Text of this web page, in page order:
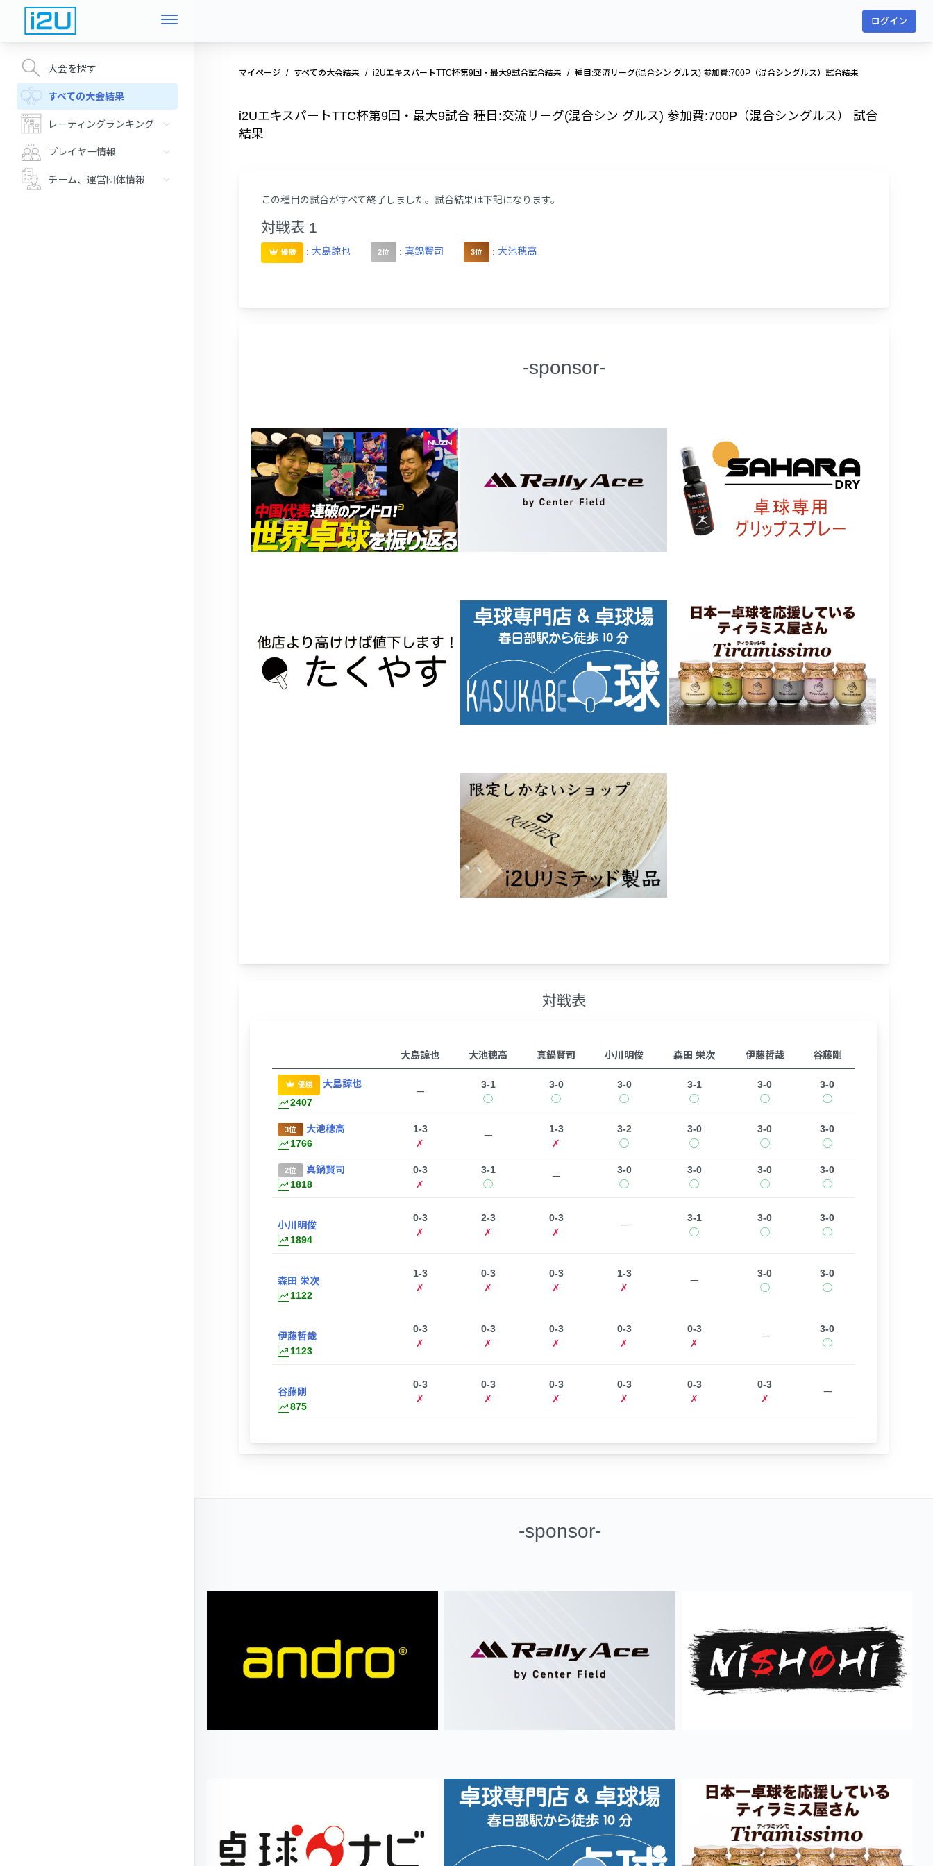
ログイン
大会を探す
すべての大会結果
レーティングランキング
プレイヤー情報
チーム、運営団体情報
マイページ すべての大会結果 i2UエキスパートTTC杯第9回・最大9試合試合結果 種目:交流リーグ(混合シン グルス) 参加費:700P（混合シングルス）試合結果
i2UエキスパートTTC杯第9回・最大9試合 種目:交流リーグ(混合シン グルス) 参加費:700P（混合シングルス） 試合
結果
この種目の試合がすべて終了しました。試合結果は下記になります。
対戦表 1
優勝 : 大島諒也 2位 : 真鍋賢司 3位 : 大池穂高
-sponsor-
対戦表
大島諒也 大池穂高 真鍋賢司 小川明俊 森田 栄次 伊藤哲哉 谷藤剛
優勝
大島諒也
2407
ー
3-1
◯
3-0
◯
3-0
◯
3-1
◯
3-0
◯
3-0
◯
3位
大池穂高
1766
1-3
✗
ー
1-3
✗
3-2
◯
3-0
◯
3-0
◯
3-0
◯
2位
真鍋賢司
1818
0-3
✗
3-1
◯
ー
3-0
◯
3-0
◯
3-0
◯
3-0
◯
小川明俊
1894
0-3
✗
2-3
✗
0-3
✗
ー
3-1
◯
3-0
◯
3-0
◯
森田 栄次
1122
1-3
✗
0-3
✗
0-3
✗
1-3
✗
ー
3-0
◯
3-0
◯
伊藤哲哉
1123
0-3
✗
0-3
✗
0-3
✗
0-3
✗
0-3
✗
ー
3-0
◯
谷藤剛
875
0-3
✗
0-3
✗
0-3
✗
0-3
✗
0-3
✗
0-3
✗
ー
-sponsor-